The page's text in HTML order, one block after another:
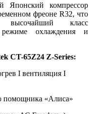
Японский компрессор
фреоне R32, что
высочайший класс
охлаждения и
CT-65Z24 Z-Series:
I вентиляция I
помощника «Алиса»